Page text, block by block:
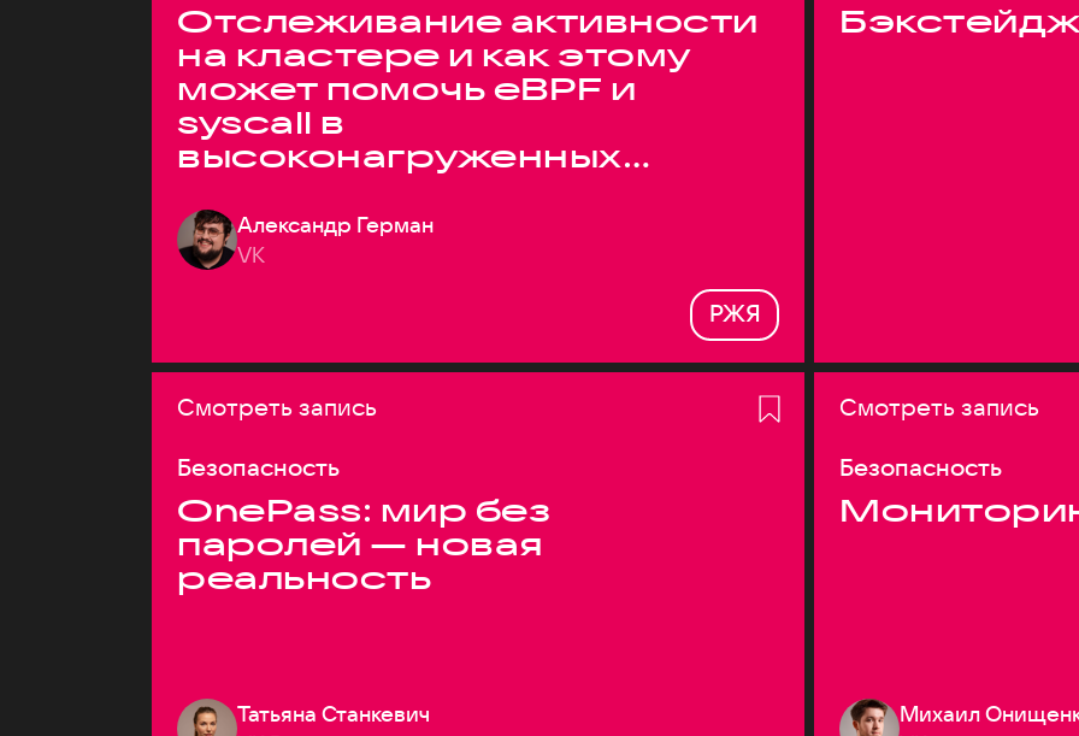
Отслеживание активности
на кластере и как этому
может помочь eBPF и
syscall в
высоконагруженных
Александр Герман
VK
РЖЯ
Бэкстейдж
Смотреть запись
Безопасность
OnePass: мир без
паролей — новая
реальность
Татьяна Станкевич
Смотреть запись
Безопасность
Михаил